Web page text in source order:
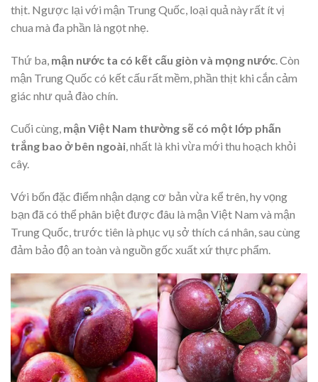
thịt. Ngược lại với mận Trung Quốc, loại quả này rất ít vị
chua mà đa phần là ngọt nhẹ.
Thứ ba, mận nước ta có kết cấu giòn và mọng nước. Còn
mận Trung Quốc có kết cấu rất mềm, phần thịt khi cắn cảm
giác như quả đào chín.
Cuối cùng, mận Việt Nam thường sẽ có một lớp phấn
trắng bao ở bên ngoài, nhất là khi vừa mới thu hoạch khỏi
cây.
Với bốn đặc điểm nhận dạng cơ bản vừa kể trên, hy vọng
bạn đã có thể phân biệt được đâu là mận Việt Nam và mận
Trung Quốc, trước tiên là phục vụ sở thích cá nhân, sau cùng
đảm bảo độ an toàn và nguồn gốc xuất xứ thực phẩm.